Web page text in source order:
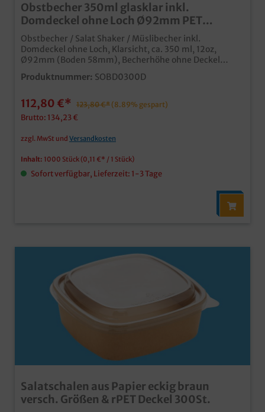
Obstbecher 350ml glasklar inkl.
Domdeckel ohne Loch Ø92mm PET
recyclebar 1000St
Obstbecher / Salat Shaker / Müslibecher inkl.
Domdeckel ohne Loch, Klarsicht, ca. 350 ml, 12oz,
Ø92mm (Boden 58mm), Becherhöhe ohne Deckel
108mm, Deckelhöhe 45mm, 1000 Stück im
Kartonhochwertiger und stabiler
den Verkauf und Transport von Obst- & Gemüsesnacks,
aber auch Desserts, Softeis, etc.inklusive
Verpackungslizenz in Deutschlandindividuell
bedruckbar ab 30.000 Stück
Produktnummer: SOBD0300D
112,80 €* 123,80 €* (8.89% gespart)
Brutto: 134,23 €
zzgl. MwSt und Versandkosten
Inhalt: 1000 Stück (0,11 €* / 1 Stück)
Sofort verfügbar, Lieferzeit: 1-3 Tage
Salatschalen aus Papier eckig braun
versch. Größen & rPET Deckel 300St.